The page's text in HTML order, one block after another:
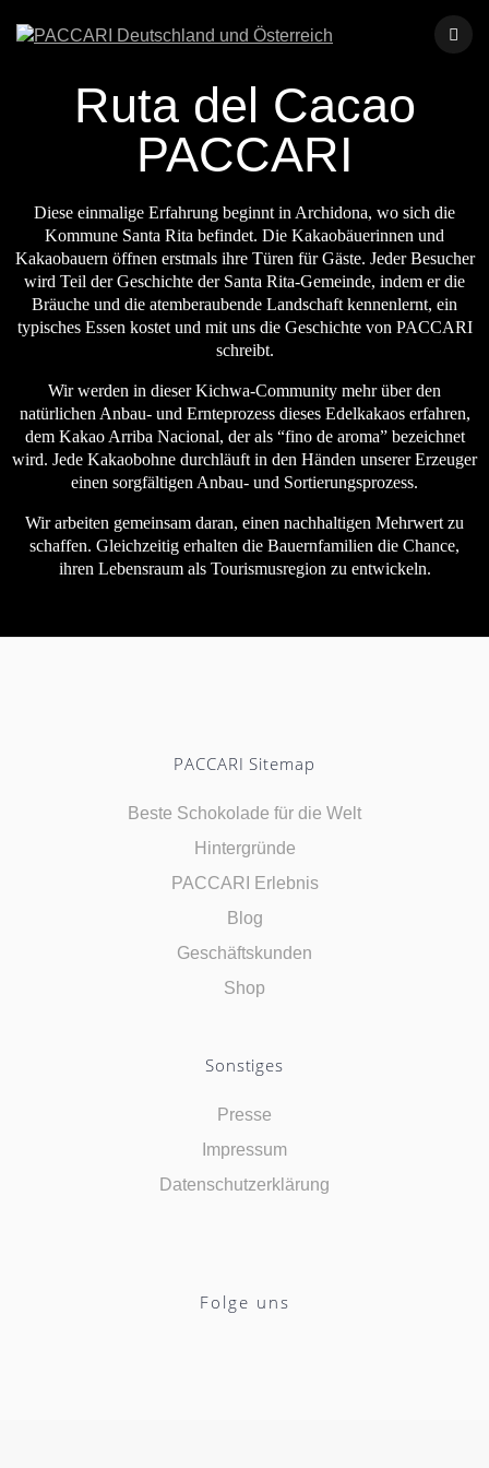
Ruta del Cacao
PACCARI
Diese einmalige Erfahrung beginnt in Archidona, wo sich die
Kommune Santa Rita befindet. Die Kakaobäuerinnen und
Kakaobauern öffnen erstmals ihre Türen für Gäste. Jeder Besucher
wird Teil der Geschichte der Santa Rita-Gemeinde, indem er die
Bräuche und die atemberaubende Landschaft kennenlernt, ein
typisches Essen kostet und mit uns die Geschichte von PACCARI
schreibt.
Wir werden in dieser Kichwa-Community mehr über den
natürlichen Anbau- und Ernteprozess dieses Edelkakaos erfahren,
dem Kakao Arriba Nacional, der als “fino de aroma” bezeichnet
wird. Jede Kakaobohne durchläuft in den Händen unserer Erzeuger
einen sorgfältigen Anbau- und Sortierungsprozess.
Wir arbeiten gemeinsam daran, einen nachhaltigen Mehrwert zu
schaffen. Gleichzeitig erhalten die Bauernfamilien die Chance,
ihren Lebensraum als Tourismusregion zu entwickeln.
PACCARI Sitemap
Beste Schokolade für die Welt
Hintergründe
PACCARI Erlebnis
Blog
Geschäftskunden
Shop
Sonstiges
Presse
Impressum
Datenschutzerklärung
Folge uns